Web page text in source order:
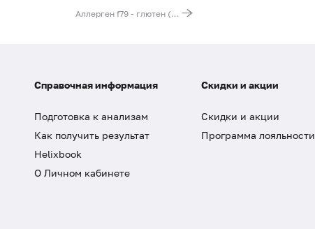
Аллерген f79 - глютен (клейковина), IgE (ImmunoCAP)
Справочная информация
Подготовка к анализам
Как получить результат
Helixbook
О Личном кабинете
Скидки и акции
Скидки и акции
Программа лояльности